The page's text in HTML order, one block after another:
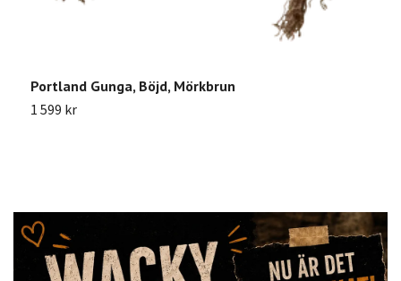
Portland Gunga, Böjd, Mörkbrun
1 599 kr